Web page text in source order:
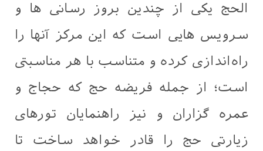
الحج یکی از چندین بروز رسانی ها و
سرویس هایی است که این مرکز آنها را
راه‌اندازی کرده و متناسب با هر مناسبتی
است؛ از جمله فریضه حج که حجاج و
عمره گزاران و نیز راهنمایان تورهای
زیارتی حج را قادر خواهد ساخت تا